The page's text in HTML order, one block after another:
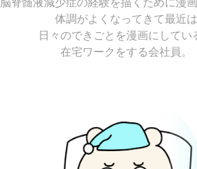
体調がよくなってきて最近は
日々のできごとを漫画にしてい
在宅ワークをする会社員。